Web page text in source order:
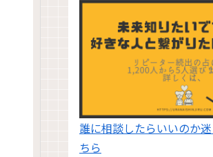
誰に相談したらいいのか
ちら